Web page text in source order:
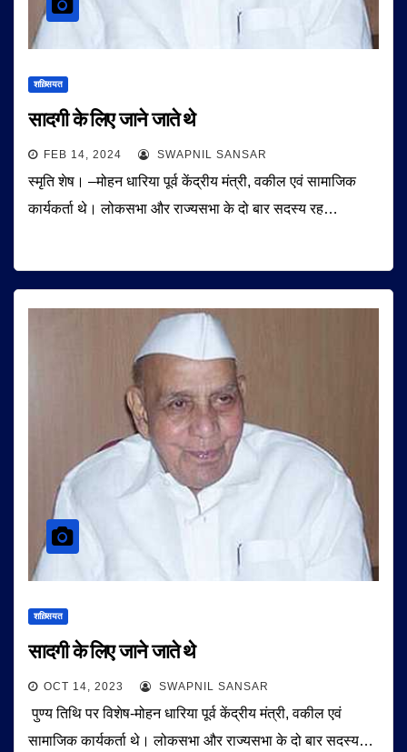
शख़्सियत
सादगी के लिए जाने जाते थे
FEB 14, 2024 SWAPNIL SANSAR
स्मृति शेष। –मोहन धारिया पूर्व केंद्रीय मंत्री, वकील एवं सामाजिक
कार्यकर्ता थे। लोकसभा और राज्यसभा के दो बार सदस्य रह…
शख़्सियत
सादगी के लिए जाने जाते थे
OCT 14, 2023 SWAPNIL SANSAR
पुण्य तिथि पर विशेष-मोहन धारिया पूर्व केंद्रीय मंत्री, वकील एवं
सामाजिक कार्यकर्ता थे। लोकसभा और राज्यसभा के दो बार सदस्य…